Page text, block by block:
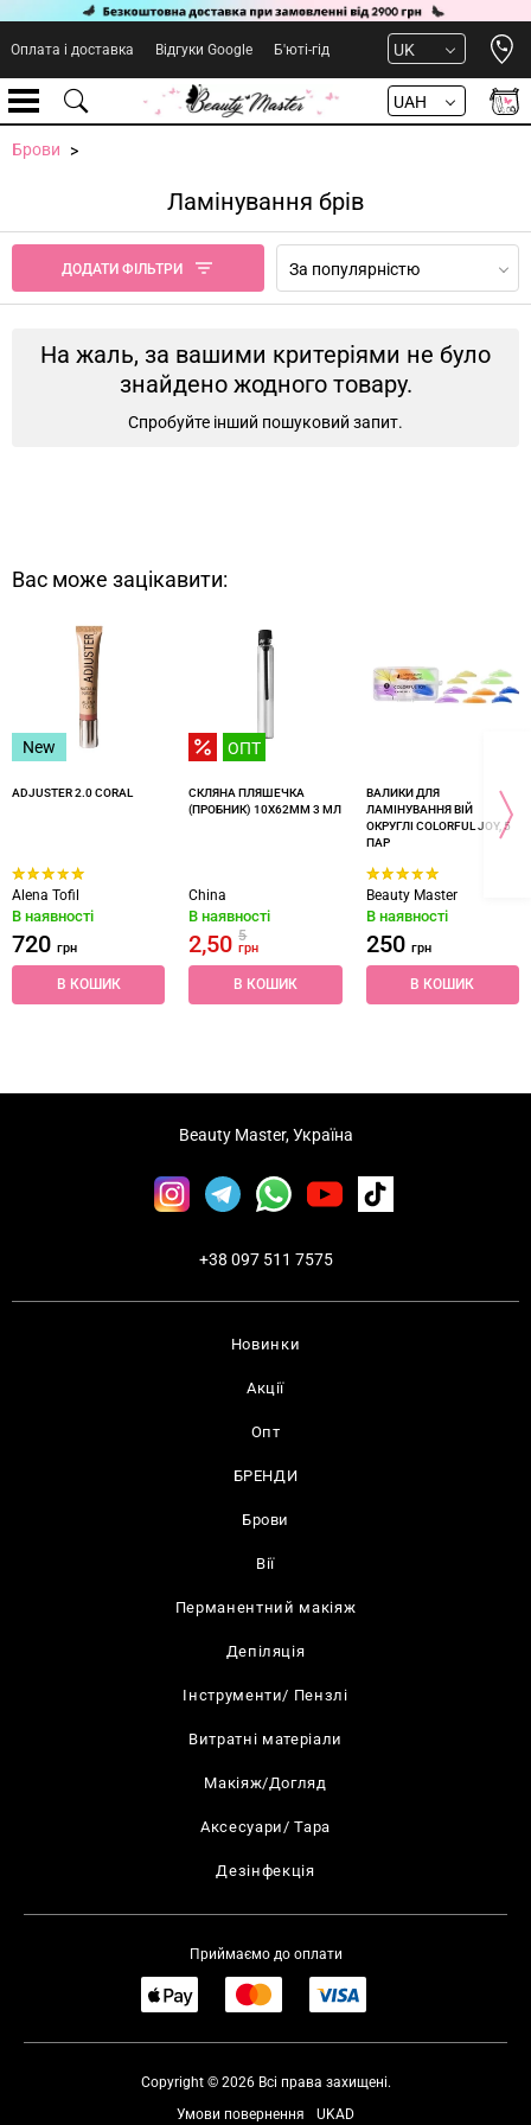
Оплата і доставка Відгуки Google Б'юті-гід UK
UAH
Брови
Ламінування брів
ДОДАТИ ФІЛЬТРИ За популярністю
На жаль, за вашими критеріями не було
знайдено жодного товару.
Спробуйте інший пошуковий запит.
Вас може зацікавити:
New
ADJUSTER 2.0 CORAL
Alena Tofil
В наявності
720 грн
В КОШИК
ОПТ
СКЛЯНА ПЛЯШЕЧКА
(ПРОБНИК) 10X62ММ 3 МЛ
China
В наявності
2,505
грн
В КОШИК
ВАЛИКИ ДЛЯ
ЛАМІНУВАННЯ ВІЙ
ОКРУГЛІ COLORFUL JOY, 5
ПАР
Beauty Master
В наявності
250 грн
В КОШИК
Новинки
Акції
Опт
БРЕНДИ
Брови
Вії
Перманентний макіяж
Депіляція
Інструменти/ Пензлі
Витратні матеріали
Макіяж/Догляд
Аксесуари/ Тара
Дезінфекція
Beauty Master, Україна
+38 097 511 7575
Приймаємо до оплати
Copyright © 2026 Всі права захищені.
UKAD
Умови повернення